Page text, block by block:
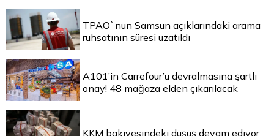
TPAO`nun Samsun açıklarındaki arama
ruhsatının süresi uzatıldı
A101’in Carrefour’u devralmasına şartlı
onay! 48 mağaza elden çıkarılacak
KKM bakiyesindeki düşüş devam ediyor